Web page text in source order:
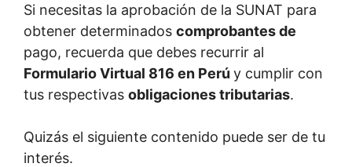
Si necesitas la aprobación de la SUNAT para
obtener determinados comprobantes de
pago, recuerda que debes recurrir al
Formulario Virtual 816 en Perú y cumplir con
tus respectivas obligaciones tributarias.
Quizás el siguiente contenido puede ser de tu
interés.